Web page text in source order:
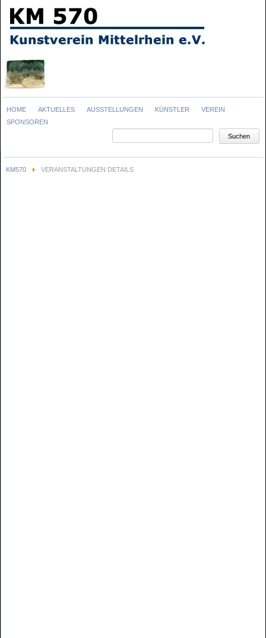
Navigation
überspringen
HOME AKTUELLES AUSSTELLUNGEN KÜNSTLER
VEREIN
SPONSOREN
Suchen
KM570 VERANSTALTUNGEN DETAILS